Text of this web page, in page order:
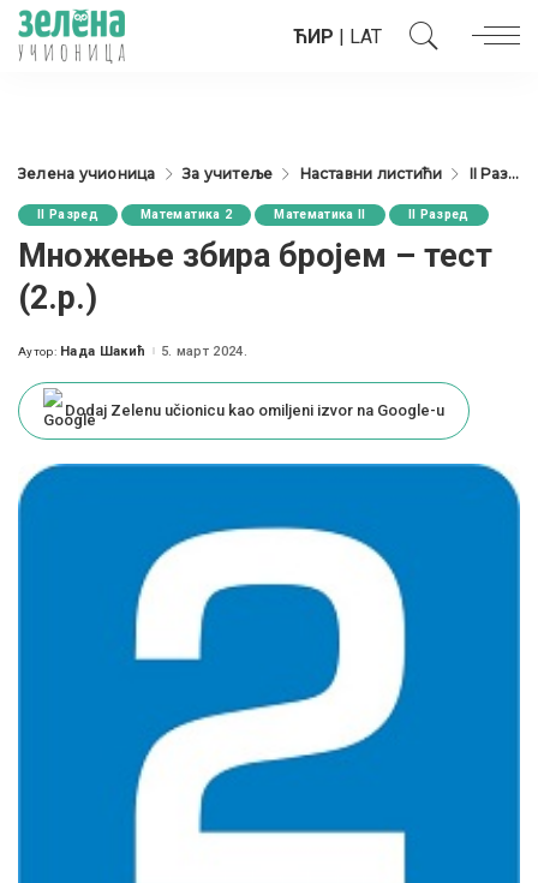
ЋИР | LAT
Зелена учионица За учитеље Наставни листићи II Разред
II Разред Математика 2 Математика II II Разред
Множење збира бројем – тест
(2.р.)
Posted
Аутор: Нада Шакић 5. март 2024.
Dodaj Zelenu učionicu kao omiljeni izvor na Google-u